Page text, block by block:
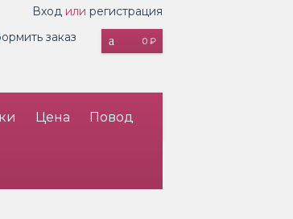
Вход или регистрация
0 ₽
заказ
Цена Повод